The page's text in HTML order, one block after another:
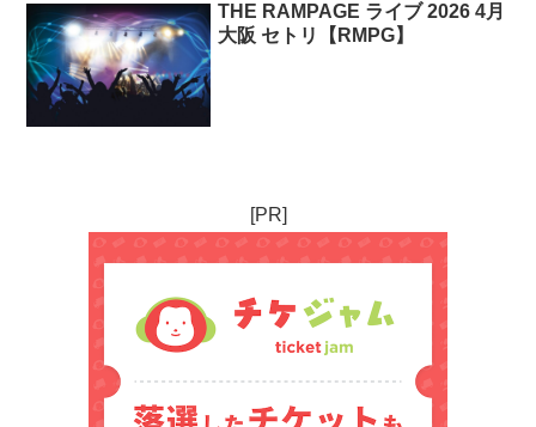
THE RAMPAGE ライブ 2026 4月
大阪 セトリ【RMPG】
[PR]